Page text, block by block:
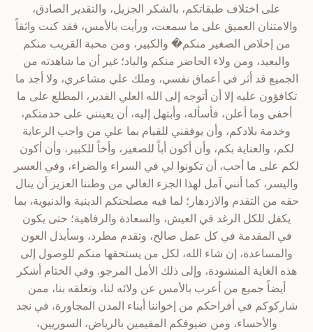
على اختلاف طبقاتكم، بالشكر الجزيل، والتقدير الصادق،
والامتنان العميق على ما سمعت، ورأيت بالأمس، فقد كنت واثقاً
من إخلاص الصغير منكم� والكبير، ومن محبة القريب منكم
والبعيد، ومن ولاء الحاضر منكم والباد؛ غير أن ما شاهدته من
الجميع قد أثر في أعماق نفسي، وملك علي مشاعري، ولا أجد ما
تكافؤون عليه إلا أن أتوجه إلى الله العلي القدير، المطلع على ما
أخفي وما أعلن، فأسأله، وأبتهل إليه، أن يعينني على خدمتكم،
وخدمة بلادكم، وأن يوفقني للقيام بما علي من واجب الرعاية
لكم، والعناية بكم، وأن أكون أباً للصغير، وأخاً للكبير، وأن أكون
لكم على ما أحب، أن تكونوا لي في السراء والضراء، وفي العسر
واليسر، كما أنني آمل لهذا الجزء الغالي من وطننا العزيز أن ينال
حقه من التقدم والازدهار؛ لما فيه مصلحتكم الدينية والدنيوية، بما
يكفل للكل الرغد في العيش، والسعادة والرفاهية؛ حتى يكون
في المقدمة في كل عمل صالح، وتقدم مطرد، وسأبذل العون
والمساعدة، إن شاء الله، لكل من يستحقها منكم للوصول إلى
هذه الغاية المنشودة، وإلى ذلك الأمل المرجو. وفي الختام أشكر
أيضاً جميع من أعرب بالأمس عن ولائه لنا، وتعلقه بنا، ممن
شاركوكم في أفراحكم من إخواننا أبناء المدن المجاورة، في نجد
والأحساء، ومن ضيوفكم المقيمين بالرياض، السوريين،